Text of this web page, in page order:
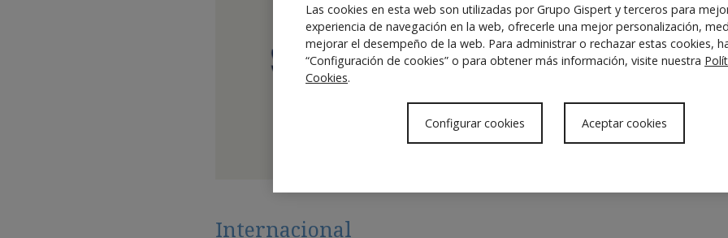
Un grupo proactivo y de gran ayuda,
guiaron muy bien a través del
duda.
CHAMBERS & PARTNERS
Internacional
Las cookies en esta web son utilizadas por Grupo Gispert y terceros para
experiencia de navegación en la web, ofrecerle una mejor personalización,
mejorar el desempeño de la web. Para administrar o rechazar estas cookies,
“Configuración de cookies” o para obtener más información, visite nuestra
Cookies.
Configurar cookies Aceptar cookies